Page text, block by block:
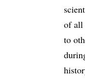
of all
to